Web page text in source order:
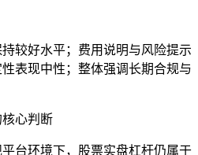
较好水平；费用说明与风险提示
表现中性；整体强调长期合规与
心判断
台环境下，股票实盘杠杆仍属于